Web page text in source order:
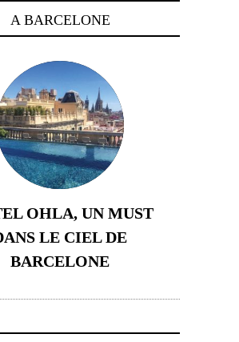
A BARCELONE
OHLA, UN MUST
LE CIEL DE
BARCELONE